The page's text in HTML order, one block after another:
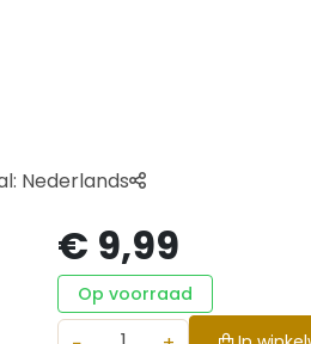
Nederlands
€ 9,99
Op voorraad